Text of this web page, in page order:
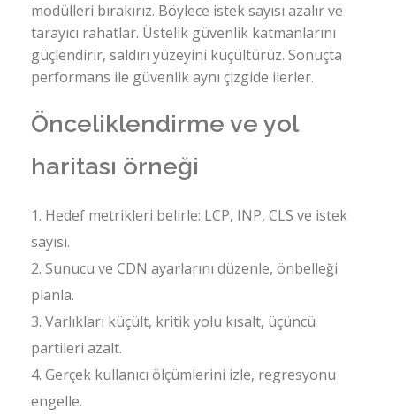
modülleri bırakırız. Böylece istek sayısı azalır ve
tarayıcı rahatlar. Üstelik güvenlik katmanlarını
güçlendirir, saldırı yüzeyini küçültürüz. Sonuçta
performans ile güvenlik aynı çizgide ilerler.
Önceliklendirme ve yol
haritası örneği
Hedef metrikleri belirle: LCP, INP, CLS ve istek
sayısı.
Sunucu ve CDN ayarlarını düzenle, önbelleği
planla.
Varlıkları küçült, kritik yolu kısalt, üçüncü
partileri azalt.
Gerçek kullanıcı ölçümlerini izle, regresyonu
engelle.